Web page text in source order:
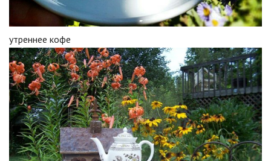
утреннее кофе